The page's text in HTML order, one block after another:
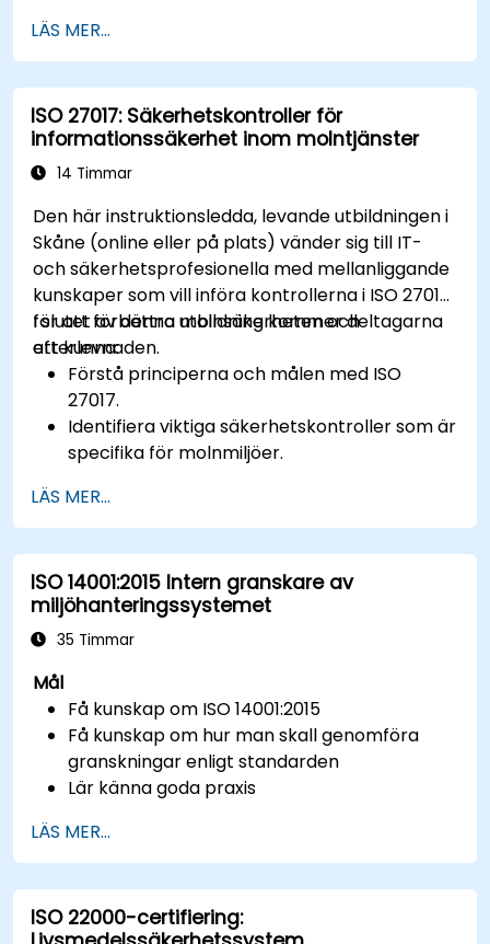
LÄS MER...
ISO 27017: Säkerhetskontroller för
informationssäkerhet inom molntjänster
14 Timmar
Den här instruktionsledda, levande utbildningen i
Skåne (online eller på plats) vänder sig till IT-
och säkerhetsprofesionella med mellanliggande
kunskaper som vill införa kontrollerna i ISO 27017
för att förbättra molnsäkerheten och
efterlevnaden.
I slutet av denna utbildning kommer deltagarna
att kunna:
Förstå principerna och målen med ISO
27017.
Identifiera viktiga säkerhetskontroller som är
specifika för molnmiljöer.
molntjänsteleverantörer och molnkunder.
Stämma över molnsäkerhetsstrategier med
kraven i ISO 27001.
Säkerställa efterlevnad av internationella
bästa praxis för molnsäkerhet.
LÄS MER...
ISO 14001:2015 Intern granskare av
miljöhanteringssystemet
35 Timmar
Mål
Få kunskap om ISO 14001:2015
Få kunskap om hur man skall genomföra
granskningar enligt standarden
Lär känna goda praxis
LÄS MER...
ISO 22000-certifiering: